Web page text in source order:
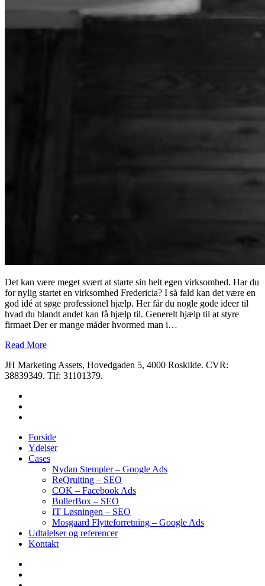
Det kan være meget svært at starte sin helt egen virksomhed. Har du
for nylig startet en virksomhed Fredericia? I så fald kan det være en
god idé at søge professionel hjælp. Her får du nogle gode ideer til
hvad du blandt andet kan få hjælp til. Generelt hjælp til at styre
firmaet Der er mange måder hvormed man i…
Read More
JH Marketing Assets, Hovedgaden 5, 4000 Roskilde. CVR:
38839349. Tlf: 31101379.
Forside
Ydelser
Cases
Nydan Stempler – Google Ads
ReQruiting – SEO
COK – Facebook Ads
BullerBox – SEO
IT Løsningen – SEO
Mosgaard Flytteforretning – Google Ads
Udtalelser og referencer
Kontakt